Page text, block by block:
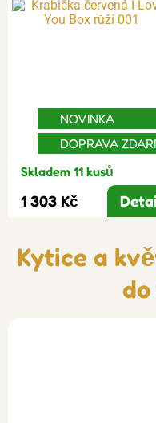
NOVINKA
DOPRAVA
Skladem 11 kusů
1 303 Kč
Kytice a
do